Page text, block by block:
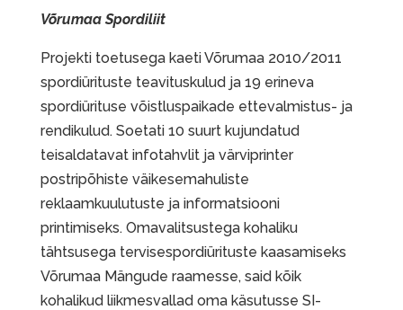
Võrumaa Spordiliit
Projekti toetusega kaeti Võrumaa 2010/2011
spordiürituste teavituskulud ja 19 erineva
spordiürituse võistluspaikade ettevalmistus- ja
rendikulud. Soetati 10 suurt kujundatud
teisaldatavat infotahvlit ja värviprinter
postripõhiste väikesemahuliste
reklaamkuulutuste ja informatsiooni
printimiseks. Omavalitsustega kohaliku
tähtsusega tervisespordiürituste kaasamiseks
Võrumaa Mängude raamesse, said kõik
kohalikud liikmesvallad oma käsutusse SI-